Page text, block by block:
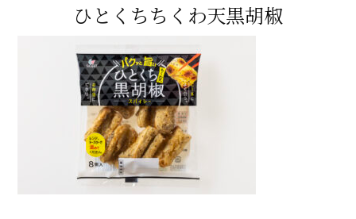
美味しい安心
商品・開発
品質管理
直営店
かね貞の歴史
ひとくちちくわ天黒胡椒